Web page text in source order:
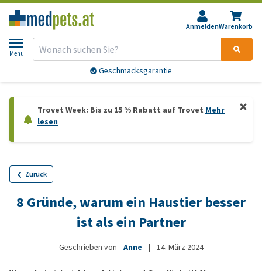
AnmeldenWarenkorb
Menu
Geschmacksgarantie
Trovet Week: Bis zu 15 % Rabatt auf Trovet Mehr
lesen
Zurück
8 Gründe, warum ein Haustier besser
ist als ein Partner
Geschrieben von Anne | 14. März 2024